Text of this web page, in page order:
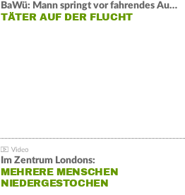
BaWü: Mann springt vor fahrendes Auto und schießt
TÄTER AUF DER FLUCHT
Im Zentrum Londons:
MEHRERE MENSCHEN
NIEDERGESTOCHEN